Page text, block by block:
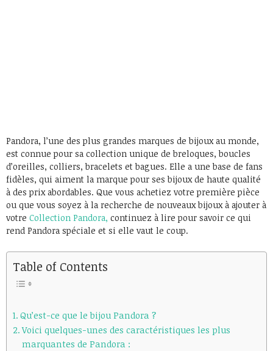
Pandora, l’une des plus grandes marques de bijoux au monde,
est connue pour sa collection unique de breloques, boucles
d’oreilles, colliers, bracelets et bagues. Elle a une base de fans
fidèles, qui aiment la marque pour ses bijoux de haute qualité
à des prix abordables. Que vous achetiez votre première pièce
ou que vous soyez à la recherche de nouveaux bijoux à ajouter à
votre Collection Pandora, continuez à lire pour savoir ce qui
rend Pandora spéciale et si elle vaut le coup.
Table of Contents
Qu’est-ce que le bijou Pandora ?
Voici quelques-unes des caractéristiques les plus
marquantes de Pandora :